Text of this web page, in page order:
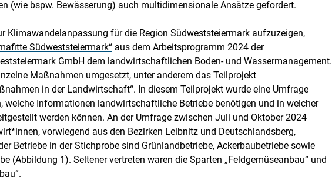
(wie bspw. Bewässerung) auch multidimensionale Ansätze gefordert.
Klimawandelanpassung für die Region Südweststeiermark aufzuzeigen,
Südweststeiermark“aus dem Arbeitsprogramm 2024 der
GmbH dem landwirtschaftlichen Boden- und Wassermanagement.
Maßnahmen umgesetzt, unter anderem das Teilprojekt
in der Landwirtschaft“. In diesem Teilprojekt wurde eine Umfrage
welche Informationen landwirtschaftliche Betriebe benötigen und in welcher
werden können. An der Umfrage zwischen Juli und Oktober 2024
vorwiegend aus den Bezirken Leibnitz und Deutschlandsberg,
Betriebe in der Stichprobe sind Grünlandbetriebe, Ackerbaubetriebe sowie
(Abbildung 1). Seltener vertreten waren die Sparten „Feldgemüseanbau“ und